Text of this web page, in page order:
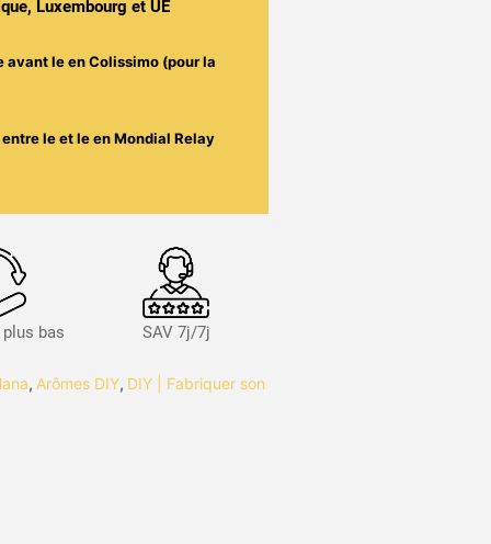
Luxembourg et UE
avant leen Colissimo (pour la
entre leet leen Mondial Relay
bas SAV 7j/7j
, Arômes DIY, DIY | Fabriquer son